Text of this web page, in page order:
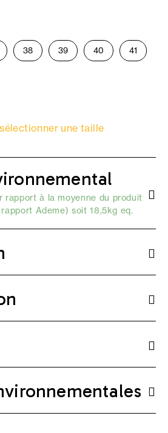
38 39 40 41
une taille
rapport à la moyenne du produit
rapport Ademe) soit 18,5kg eq.